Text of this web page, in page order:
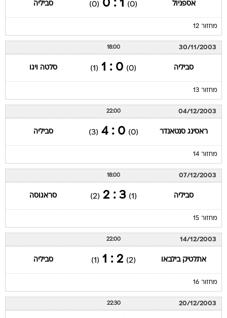
אספניול (0)
1 : 0
(0) סביליה
מחזור 12
30/11/2003
18:00
סביליה (0)
0 : 1
(1) סלטה ויגו
מחזור 13
04/12/2003
22:00
ראסינג סנטאנדר (0)
0 : 4
(3) סביליה
מחזור 14
07/12/2003
18:00
סביליה (1)
3 : 2
(2) סראגוסה
מחזור 15
14/12/2003
22:00
אתלטיק בילבאו (2)
2 : 1
(1) סביליה
מחזור 16
20/12/2003
22:30